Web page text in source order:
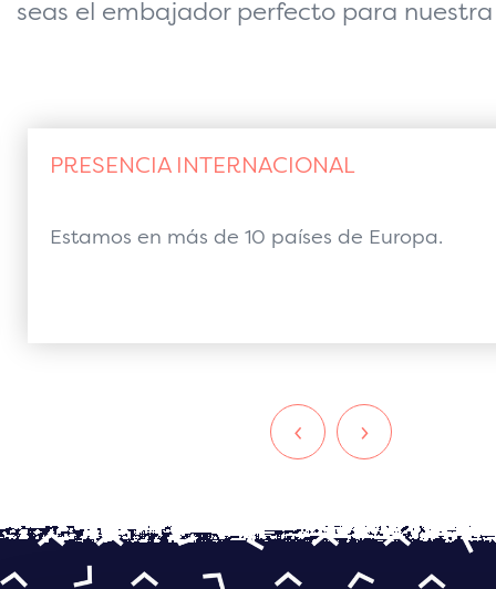
seas el embajador perfecto para
PRESENCIA INTERNACIONAL
Estamos en más de 10 países de Europa.
‹ ›